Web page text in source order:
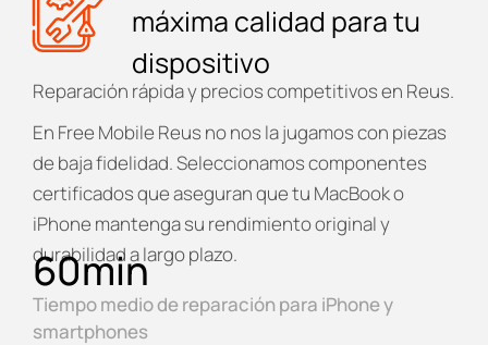
máxima calidad para tu
dispositivo
Reparación rápida y precios competitivos en Reus.
En Free Mobile Reus no nos la jugamos con piezas
de baja fidelidad. Seleccionamos componentes
certificados que aseguran que tu MacBook o
iPhone mantenga su rendimiento original y
durabilidad a largo plazo.
Tiempo medio de reparación para iPhone y
smartphones
60min